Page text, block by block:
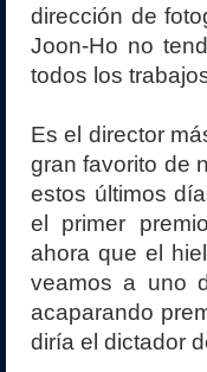
dirección de
Joon-Ho no
todos los
Es el director
gran favorito de
estos últimos
el primer
ahora que el
veamos a uno
acaparando
diría el dictador